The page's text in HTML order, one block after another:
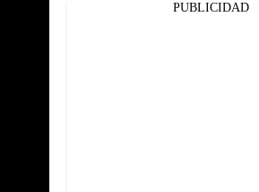
PUBLICIDAD